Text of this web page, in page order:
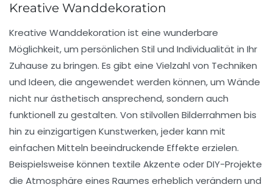
Kreative Wanddekoration
Kreative Wanddekoration ist eine wunderbare
Möglichkeit, um persönlichen Stil und Individualität in Ihr
Zuhause zu bringen. Es gibt eine Vielzahl von Techniken
und Ideen, die angewendet werden können, um Wände
nicht nur ästhetisch ansprechend, sondern auch
funktionell zu gestalten. Von stilvollen Bilderrahmen bis
hin zu einzigartigen Kunstwerken, jeder kann mit
einfachen Mitteln beeindruckende Effekte erzielen.
Beispielsweise können textile Akzente oder DIY-Projekte
die Atmosphäre eines Raumes erheblich verändern und